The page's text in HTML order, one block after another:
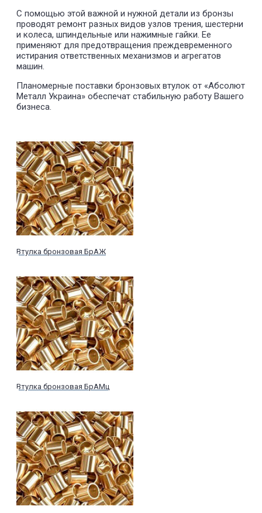
С помощью этой важной и нужной детали из бронзы
проводят ремонт разных видов узлов трения, шестерни
и колеса, шпиндельные или нажимные гайки. Ее
применяют для предотвращения преждевременного
истирания ответственных механизмов и агрегатов
машин.
Планомерные поставки бронзовых втулок от «Абсолют
Металл Украина» обеспечат стабильную работу Вашего
бизнеса.
Втулка бронзовая БрАЖ
Втулка бронзовая БрАМц